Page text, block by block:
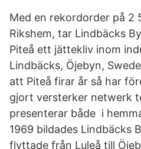
Med en rekordorder på 2
Rikshem, tar Lindbäcks
Piteå ett jättekliv inom
Lindbäcks, Öjebyn,
att Piteå firar år så har
gjort versterker netwerk
presenterar både i
1969 bildades Lindbäcks
flyttade från Luleå till